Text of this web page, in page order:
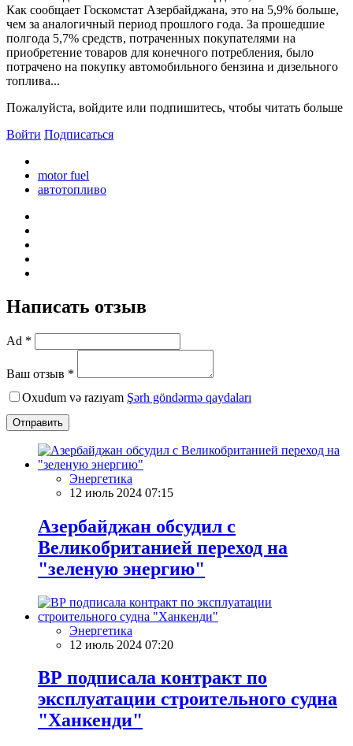
Как сообщает Госкомстат Азербайджана, это на 5,9% больше,
чем за аналогичный период прошлого года. За прошедшие
полгода 5,7% средств, потраченных покупателями на
приобретение товаров для конечного потребления, было
потрачено на покупку автомобильного бензина и дизельного
топлива...
Пожалуйста, войдите или подпишитесь, чтобы читать больше
Войти Подписаться
motor fuel
автотопливо
Написать отзыв
Ad *
Ваш отзыв *
Oxudum və razıyam Şərh göndərmə qaydaları
Отправить
Энергетика
12 июль 2024 07:15
Азербайджан обсудил с
Великобританией переход на
"зеленую энергию"
Энергетика
12 июль 2024 07:20
ВР подписала контракт по
эксплуатации строительного судна
"Ханкенди"